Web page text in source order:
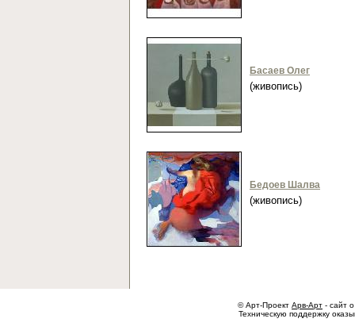
Басаев Олег
(живопись)
Бедоев Шалва
(живопись)
© Арт-Проект Арв-Арт - сайт
Техническую поддержку